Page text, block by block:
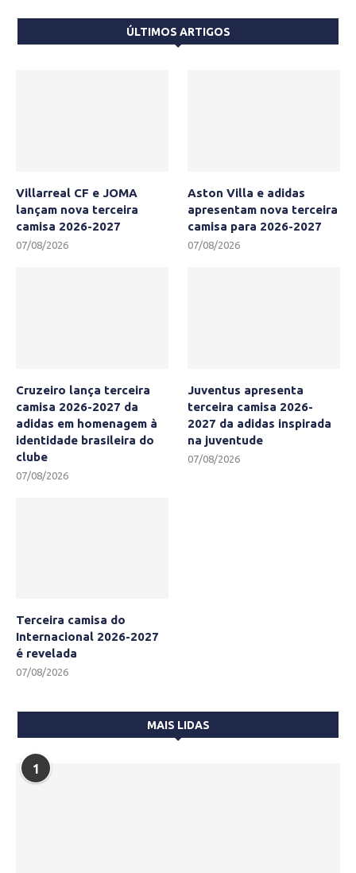
ÚLTIMOS ARTIGOS
Villarreal CF e JOMA
lançam nova terceira
camisa 2026-2027
07/08/2026
Aston Villa e adidas
apresentam nova terceira
camisa para 2026-2027
07/08/2026
Cruzeiro lança terceira
camisa 2026-2027 da
adidas em homenagem à
identidade brasileira do
clube
07/08/2026
Juventus apresenta
terceira camisa 2026-
2027 da adidas inspirada
na juventude
07/08/2026
Terceira camisa do
Internacional 2026-2027
é revelada
07/08/2026
MAIS LIDAS
1